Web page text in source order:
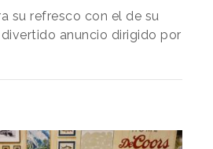
su refresco con el de su
anuncio dirigido por